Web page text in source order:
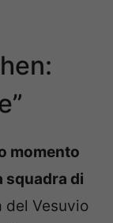
momento
squadra di
del Vesuvio